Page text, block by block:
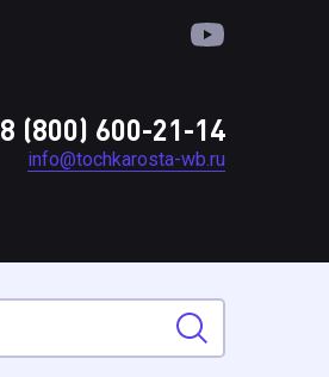
8 (800) 600-21-14
info@tochkarosta-wb.ru